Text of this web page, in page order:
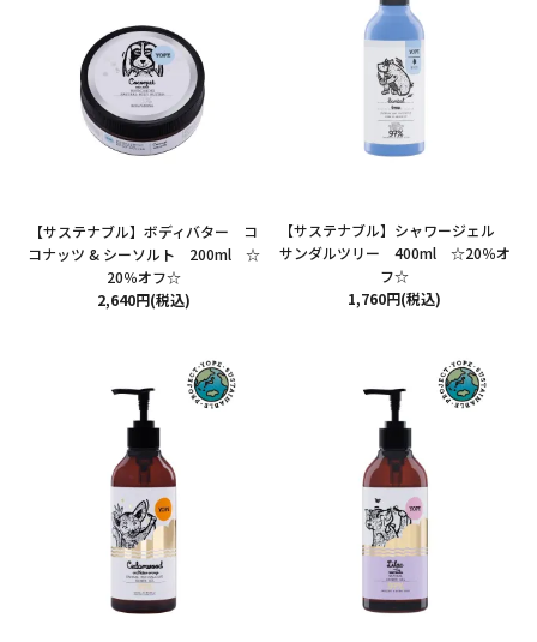
【サステナブル】ボディバター コ
コナッツ & シーソルト 200ml ☆
20％オフ☆
2,640円(税込)
【サステナブル】シャワージェル
サンダルツリー 400ml ☆20％オ
フ☆
1,760円(税込)